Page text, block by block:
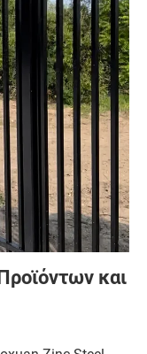
και